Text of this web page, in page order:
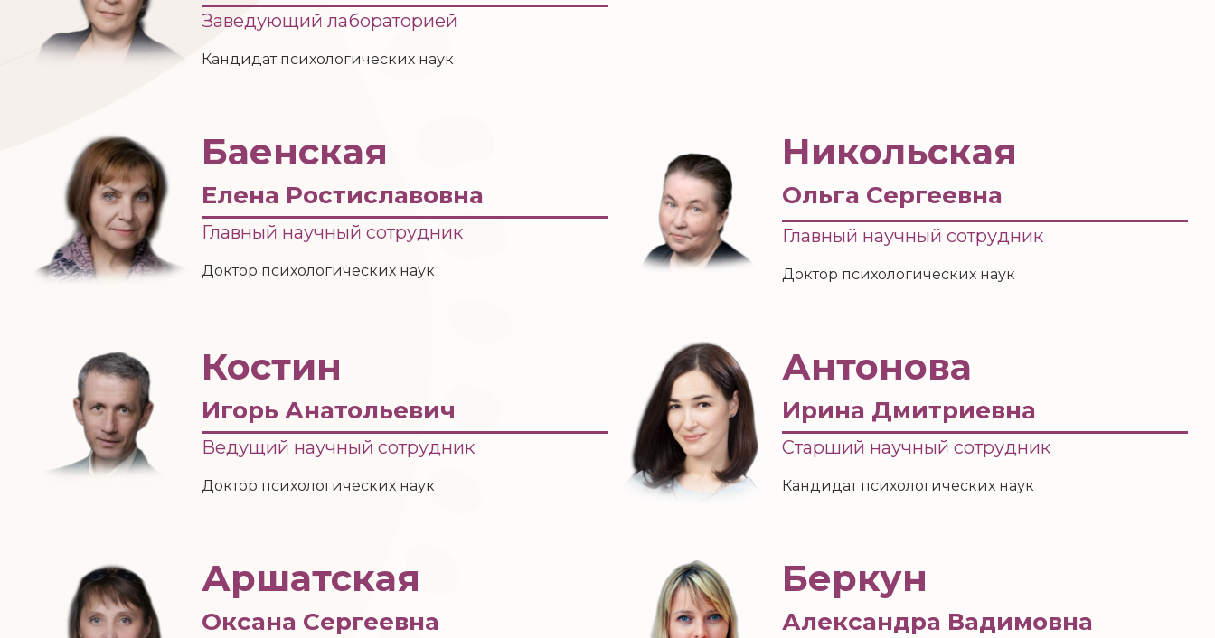
Заведующий лабораторией
Кандидат психологических наук
Баенская
Елена Ростиславовна
Главный научный сотрудник
Доктор психологических наук
Никольская
Ольга Сергеевна
Главный научный сотрудник
Доктор психологических наук
Костин
Игорь Анатольевич
Ведущий научный сотрудник
Доктор психологических наук
Антонова
Ирина Дмитриевна
Старший научный сотрудник
Кандидат психологических наук
Аршатская
Оксана Сергеевна
Беркун
Александра Вадимовна